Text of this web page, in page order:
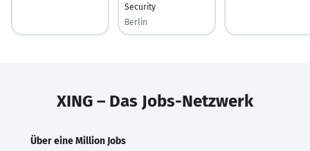
Security
Berlin
XING – Das Jobs-Netzwerk
Über eine Million Jobs